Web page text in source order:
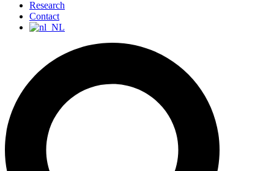
Research
Contact